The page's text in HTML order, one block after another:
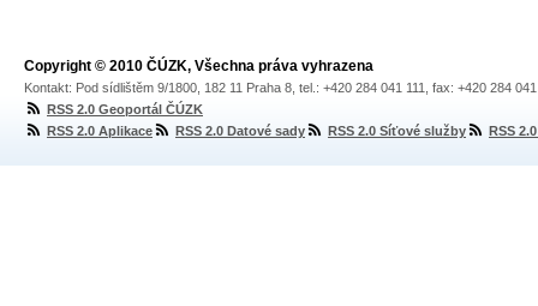
Copyright © 2010 ČÚZK, Všechna práva vyhrazena
Kontakt: Pod sídlištěm 9/1800, 182 11 Praha 8, tel.: +420 284 041 111, fax: +420 284
RSS 2.0 Geoportál ČÚZK
RSS 2.0 Aplikace
RSS 2.0 Datové sady RSS 2.0 Síťové služby RSS